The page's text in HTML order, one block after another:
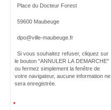
Place du Docteur Forest
59600 Maubeuge
dpo@ville-maubeuge.fr
Si vous souhaitez refuser, cliquez sur
le bouton "ANNULER LA DEMARCHE"
ou fermez simplement la fenêtre de
votre navigateur, aucune information ne
sera enregistrée.
*